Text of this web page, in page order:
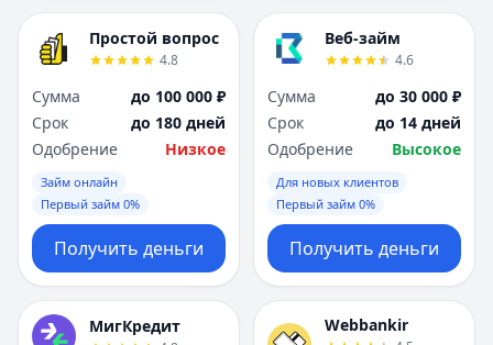
Простой вопрос
4.8
Сумма
до 100 000 ₽
Срок
до 180 дней
Одобрение
Низкое
Займ онлайн
Первый займ 0%
Получить деньги
Веб-займ
4.6
Сумма
до 30 000 ₽
Срок
до 14 дней
Одобрение
Высокое
Для новых клиентов
Первый займ 0%
Получить деньги
МигКредит Webbankir